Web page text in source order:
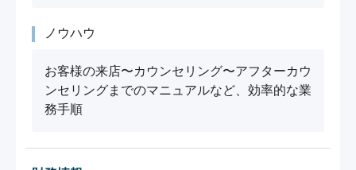
ノウハウ
お客様の来店〜カウンセリング〜アフターカウ
ンセリングまでのマニュアルなど、効率的な業
務手順